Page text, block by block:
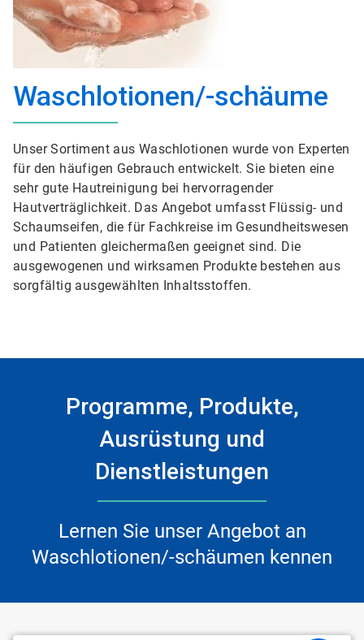
Waschlotionen/-schäume
Unser Sortiment aus Waschlotionen wurde von Experten
für den häufigen Gebrauch entwickelt. Sie bieten eine
sehr gute Hautreinigung bei hervorragender
Hautverträglichkeit. Das Angebot umfasst Flüssig- und
Schaumseifen, die für Fachkreise im Gesundheitswesen
und Patienten gleichermaßen geeignet sind. Die
ausgewogenen und wirksamen Produkte bestehen aus
sorgfältig ausgewählten Inhaltsstoffen.
Programme, Produkte,
Ausrüstung und
Dienstleistungen
Lernen Sie unser Angebot an
Waschlotionen/-schäumen kennen